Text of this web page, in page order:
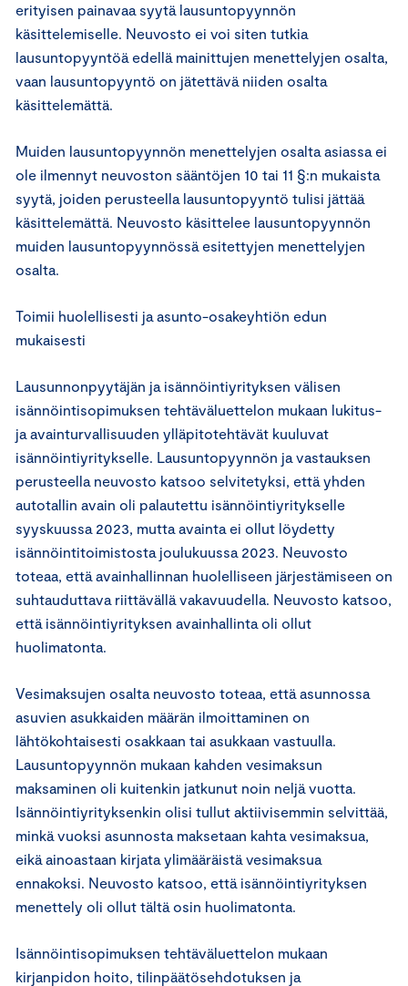
erityisen painavaa syytä lausuntopyynnön
käsittelemiselle. Neuvosto ei voi siten tutkia
lausuntopyyntöä edellä mainittujen menettelyjen osalta,
vaan lausuntopyyntö on jätettävä niiden osalta
käsittelemättä.
Muiden lausuntopyynnön menettelyjen osalta asiassa ei
ole ilmennyt neuvoston sääntöjen 10 tai 11 §:n mukaista
syytä, joiden perusteella lausuntopyyntö tulisi jättää
käsittelemättä. Neuvosto käsittelee lausuntopyynnön
muiden lausuntopyynnössä esitettyjen menettelyjen
osalta.
Toimii huolellisesti ja asunto-osakeyhtiön edun
mukaisesti
Lausunnonpyytäjän ja isännöintiyrityksen välisen
isännöintisopimuksen tehtäväluettelon mukaan lukitus-
ja avainturvallisuuden ylläpitotehtävät kuuluvat
isännöintiyritykselle. Lausuntopyynnön ja vastauksen
perusteella neuvosto katsoo selvitetyksi, että yhden
autotallin avain oli palautettu isännöintiyritykselle
syyskuussa 2023, mutta avainta ei ollut löydetty
isännöintitoimistosta joulukuussa 2023. Neuvosto
toteaa, että avainhallinnan huolelliseen järjestämiseen on
suhtauduttava riittävällä vakavuudella. Neuvosto katsoo,
että isännöintiyrityksen avainhallinta oli ollut
huolimatonta.
Vesimaksujen osalta neuvosto toteaa, että asunnossa
asuvien asukkaiden määrän ilmoittaminen on
lähtökohtaisesti osakkaan tai asukkaan vastuulla.
Lausuntopyynnön mukaan kahden vesimaksun
maksaminen oli kuitenkin jatkunut noin neljä vuotta.
Isännöintiyrityksenkin olisi tullut aktiivisemmin selvittää,
minkä vuoksi asunnosta maksetaan kahta vesimaksua,
eikä ainoastaan kirjata ylimääräistä vesimaksua
ennakoksi. Neuvosto katsoo, että isännöintiyrityksen
menettely oli ollut tältä osin huolimatonta.
Isännöintisopimuksen tehtäväluettelon mukaan
kirjanpidon hoito, tilinpäätösehdotuksen ja